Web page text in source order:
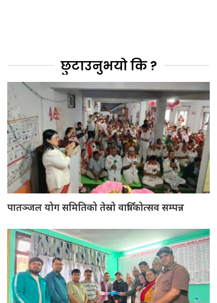
छुटाउनुभयो कि ?
पातञ्जल योग समितिको तेस्रो वार्षिकोत्सव सम्पन्न